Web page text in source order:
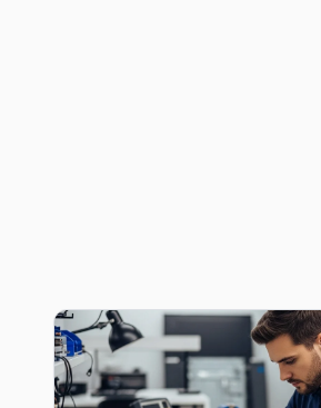
Kartal'da Cumhuriyet mahallesi için
Kartal genelinde Çavuşoğlu
Panasonic Servis Merkezi →
Gümüşpınar Panasonic Servis